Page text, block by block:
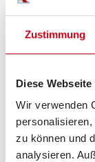
Zustimmung
Diese
Wir verwenden
zu können und
analysieren.